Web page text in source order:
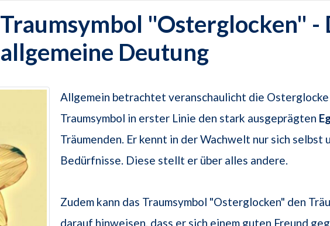
Traumsymbol "Osterglocken" -
allgemeine Deutung
Allgemein betrachtet veranschaulicht die Osterglocke
Traumsymbol in erster Linie den stark ausgeprägten
Träumenden. Er kennt in der Wachwelt nur sich selbst
Bedürfnisse. Diese stellt er über alles andere.
Zudem kann das Traumsymbol "Osterglocken" den
darauf hinweisen, dass er sich einem guten Freund